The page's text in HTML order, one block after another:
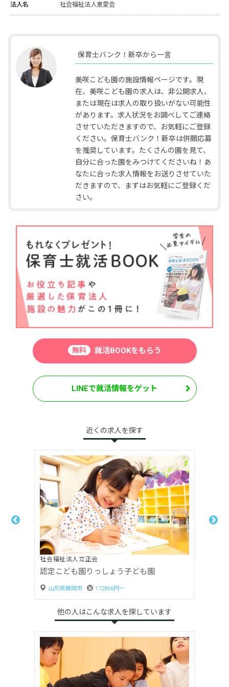
法人名 社会福祉法人恵愛会
保育士バンク！新卒から一言
美咲こども園の施設情報ページです。現
在、美咲こども園の求人は、非公開求人、
または現在は求人の取り扱いがない可能性
があります。求人状況をお調べしてご連絡
させていただきますので、お気軽にご登録
ください。保育士バンク！新卒は併願応募
を推奨しています。たくさんの園を見て、
自分に合った園をみつけてくださいね！あ
なたに合った求人情報をお送りさせていた
だきますので、まずはお気軽にご登録くだ
さい。
無料 就活BOOKをもらう
LINEで就活情報をゲット
近くの求人を探す
社会福祉法人立正会
認定こども園りっしょう子ども園
山形県鶴岡市 1000円〜
他の人はこんな求人を探しています